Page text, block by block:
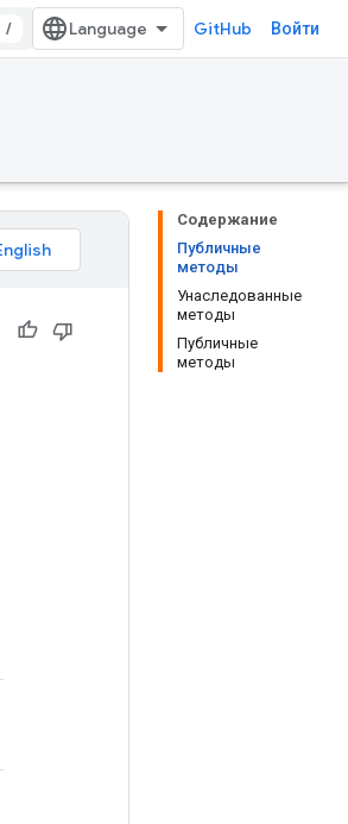
/ GitHub Войти
Содержание
Публичные
методы
Унаследованные
методы
Публичные
методы